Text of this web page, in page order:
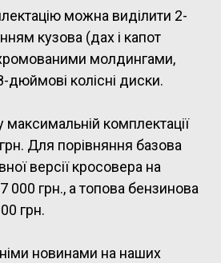
можна виділити 2-
кузова (дах і капот
молдингами,
колісні диски.
максимальній комплектації
Для порівняння базова
версії кросовера на
000 грн., а топова бензинова
грн.
новинами на наших